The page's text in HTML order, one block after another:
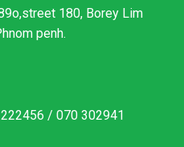
180, Borey Lim
penh.
/ 070 302941